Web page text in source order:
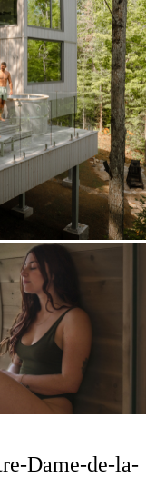
Dame-de-la-